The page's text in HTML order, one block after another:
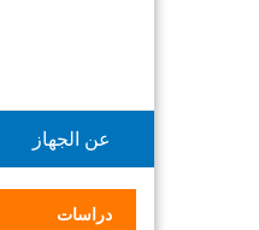
عن الجهاز
دراسات